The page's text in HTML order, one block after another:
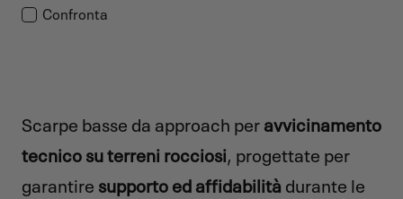
Confronta
Scarpe basse da approach peravvicinamento
tecnico su terreni rocciosi, progettate per
garantire supporto ed affidabilità durante le